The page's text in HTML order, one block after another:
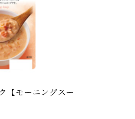
【モーニングスー